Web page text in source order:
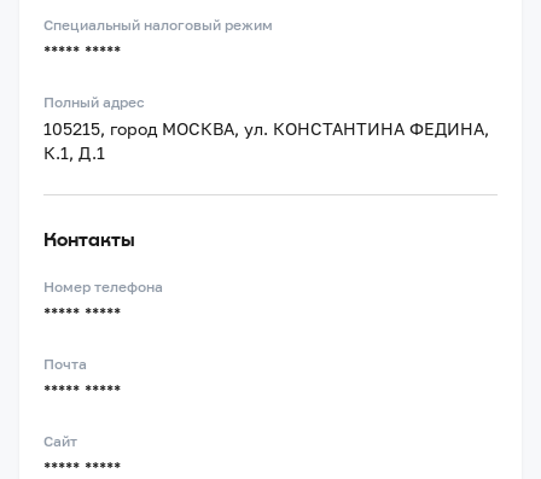
Специальный налоговый режим
***** *****
Полный адрес
105215, город МОСКВА, ул. КОНСТАНТИНА ФЕДИНА,
К.1, Д.1
Контакты
Номер телефона
***** *****
Почта
***** *****
Сайт
***** *****